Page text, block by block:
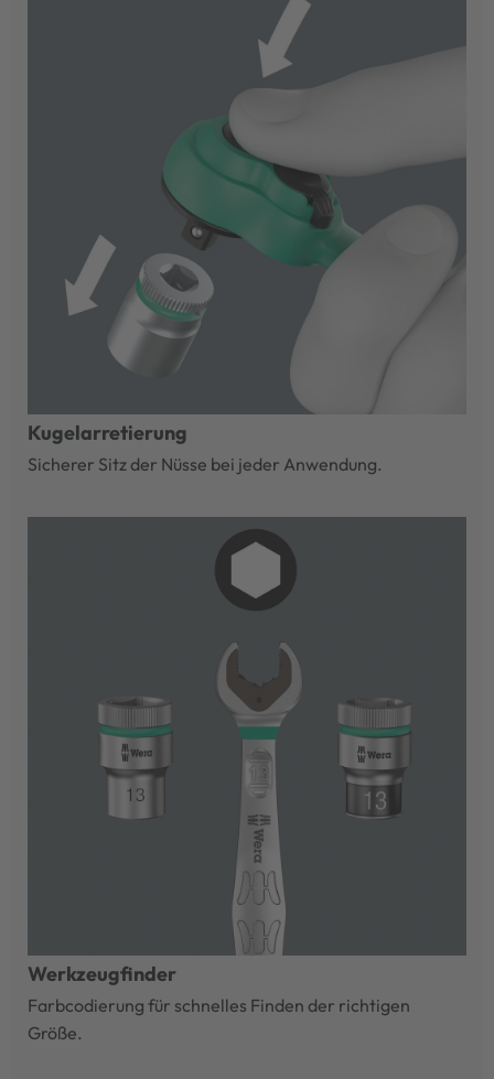
Kugelarretierung
Sicherer Sitz der Nüsse bei jeder Anwendung.
Werkzeugfinder
Farbcodierung für schnelles Finden der richtigen
Größe.